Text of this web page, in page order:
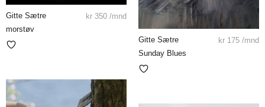
Gitte Sætre
Sunday Blues
kr 175 /mnd
Gitte Sætre
morstøv
kr 350 /mnd